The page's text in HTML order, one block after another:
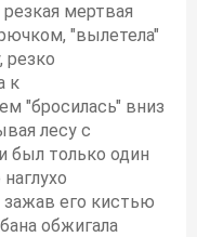
мертвая
"вылетела"
резко
к
"бросилась" вниз
лесу с
был только один
зажав его кистью
обжигала